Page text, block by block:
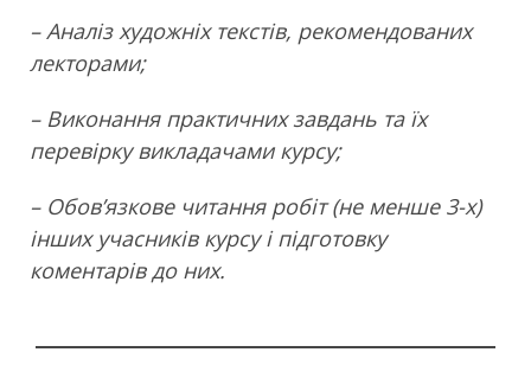
– Аналіз художніх текстів, рекомендованих
лекторами;
– Виконання практичних завдань та їх
перевірку викладачами курсу;
– Обов’язкове читання робіт (не менше 3-х)
інших учасників курсу і підготовку
коментарів до них.